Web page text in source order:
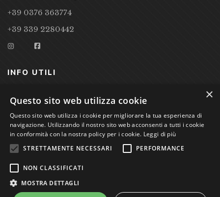
+39 0376 363774
+39 339 2280442
INFO UTILI
CONDIZIONI DI VENDITA
PRIVACY POLICY
COOKIE POLICY
Studio Bibliografico Scriptorium Dott.ssa Sara Bassi VAT
nr. 01744000207
×
Questo sito web utilizza cookie
Questo sito web utilizza i cookie per migliorare la tua esperienza di
navigazione. Utilizzando il nostro sito web acconsenti a tutti i cookie
in conformità con la nostra policy per i cookie. Leggi di più
STRETTAMENTE NECESSARI
PERFORMANCE
NON CLASSIFICATI
MOSTRA DETTAGLI